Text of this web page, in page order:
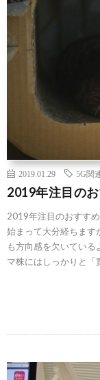
2019.01.29 5G関
2019年注目の
2019年注目のおすす
始まって大分経ちます
も方向感を欠いてい
マ株にはしっかりと